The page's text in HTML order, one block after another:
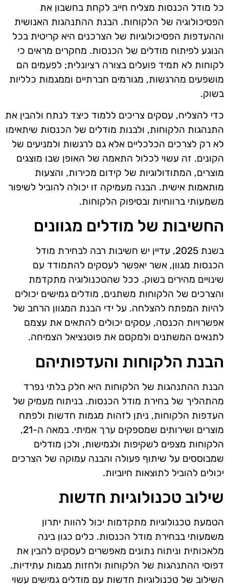
כל מודל הכנסות מצליח חייב לקחת בחשבון את
הפסיכולוגיה של הלקוחות. הבנת ההתנהגות האנושית
וההעדפות הפסיכולוגיות של הצרכנים היא קריטית בכל
הנוגע לפיתוח מודלים של הכנסות. מחקרים מראים כי
לקוחות לא תמיד פועלים בצורה רציונלית; לפעמים הם
מושפעים מהרגשות, מגורמים חברתיים וממגמות כלליות
בשוק.
כדי להצליח, עסקים צריכים ללמוד כיצד לנתח ולהבין את
התנהגות הלקוחות, ולבנות מודלים של הכנסות שיתאימו
לא רק לצרכים הכלכליים אלא גם לרגשות ולמניעים של
הקונים. זה עשוי לכלול התאמה של האופן שבו מוצגים
מוצרים, המתודולוגיות של קידום מכירות, והצעות
מותאמות אישית. הבנה מעמיקה זו יכולה להוביל לשיפור
משמעותי ברווחיות ובסיפוק הלקוחות.
החשיבות של מודלים מגוונים
בשנת 2025, עדיין יש חשיבות רבה לבחירת מודל
הכנסות מגוון, אשר יאפשר לעסקים להתמודד עם
שינויים מהירים בשוק. ככל שהטכנולוגיה מתקדמת
והצרכים של הלקוחות משתנים, מודלים גמישים יכולים
להיות המפתח להצלחה. על ידי הבנת המגוון הרחב של
אפשרויות הכנסה, עסקים יכולים להתאים את עצמם
לתנאים המשתנים ולמקסם את פוטנציאל הצמיחה.
הבנת הלקוחות והעדפותיהם
הבנת ההתנהגות של הלקוחות היא חלק בלתי נפרד
מהתהליך של בחירת מודל הכנסות. בניתוח מעמיק של
העדפות הלקוחות, ניתן לזהות מגמות חדשות ולפתח
מוצרים ושירותים שמספקים ערך אמיתי. במאה ה-21,
הלקוחות מצפים לשקיפות ולגמישות, ולכן מודלים
שמבוססים על שיתוף פעולה והבנה עמוקה של הצרכים
יכולים להוביל לתוצאות חיוביות.
שילוב טכנולוגיות חדשות
הטמעת טכנולוגיות מתקדמות יכול להוות יתרון
משמעותי בבחירת מודל הכנסות. כלים כגון בינה
מלאכותית וניתוח נתונים מאפשרים לעסקים להבין את
דפוסי ההתנהגות של הלקוחות ולחזות מגמות עתידיות.
השילוב של טכנולוגיות חדשות עם מודלים גמישים עשוי